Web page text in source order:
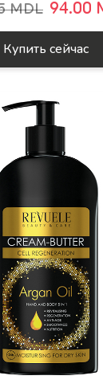
MDL 94.00
Купить сейчас